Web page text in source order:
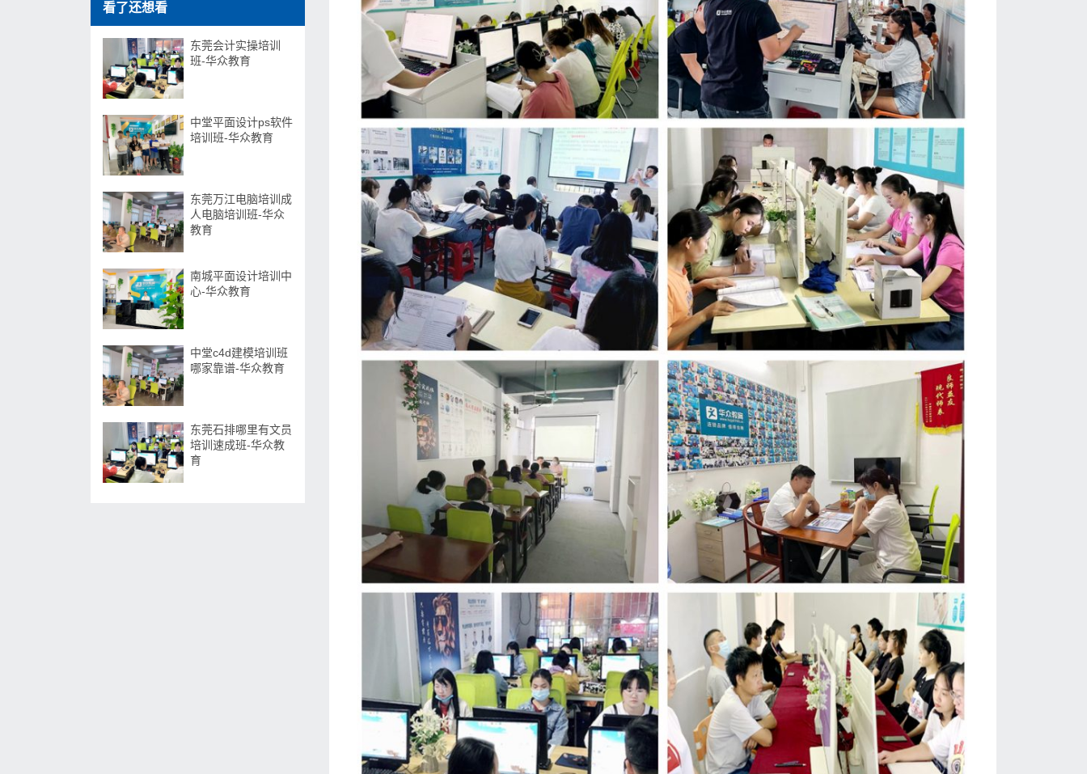
看了还想看
东莞会计实操培训
班-华众教育
中堂平面设计ps软件
培训班-华众教育
东莞万江电脑培训成
人电脑培训班-华众
教育
南城平面设计培训中
心-华众教育
中堂c4d建模培训班
哪家靠谱-华众教育
东莞石排哪里有文员
培训速成班-华众教
育